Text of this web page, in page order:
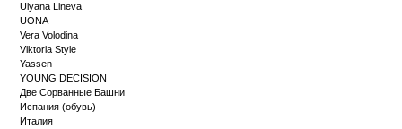
Ulyana Lineva
UONA
Vera Volodina
Viktoria Style
Yassen
YOUNG DECISION
Две Сорванные Башни
Испания (обувь)
Италия